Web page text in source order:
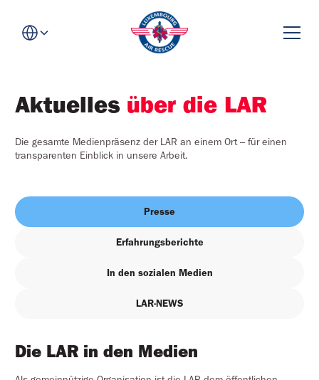
Aktuelles über die LAR
Die gesamte Medienpräsenz der LAR an einem Ort – für einen
transparenten Einblick in unsere Arbeit.
Presse
Erfahrungsberichte
In den sozialen Medien
LAR-NEWS
Die LAR in den Medien